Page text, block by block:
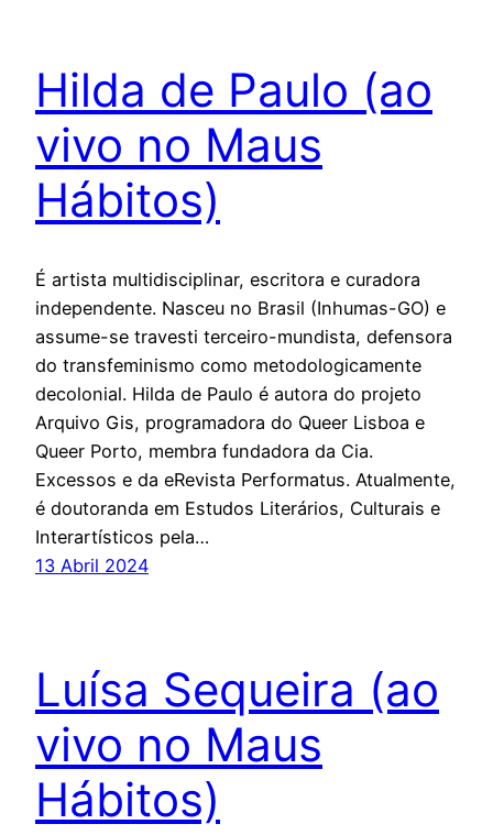
Hilda de Paulo (ao
vivo no Maus
Hábitos)
É artista multidisciplinar, escritora e curadora
independente. Nasceu no Brasil (Inhumas-GO) e
assume-se travesti terceiro-mundista, defensora
do transfeminismo como metodologicamente
decolonial. Hilda de Paulo é autora do projeto
Arquivo Gis, programadora do Queer Lisboa e
Queer Porto, membra fundadora da Cia.
Excessos e da eRevista Performatus. Atualmente,
é doutoranda em Estudos Literários, Culturais e
Interartísticos pela…
13 Abril 2024
Luísa Sequeira (ao
vivo no Maus
Hábitos)